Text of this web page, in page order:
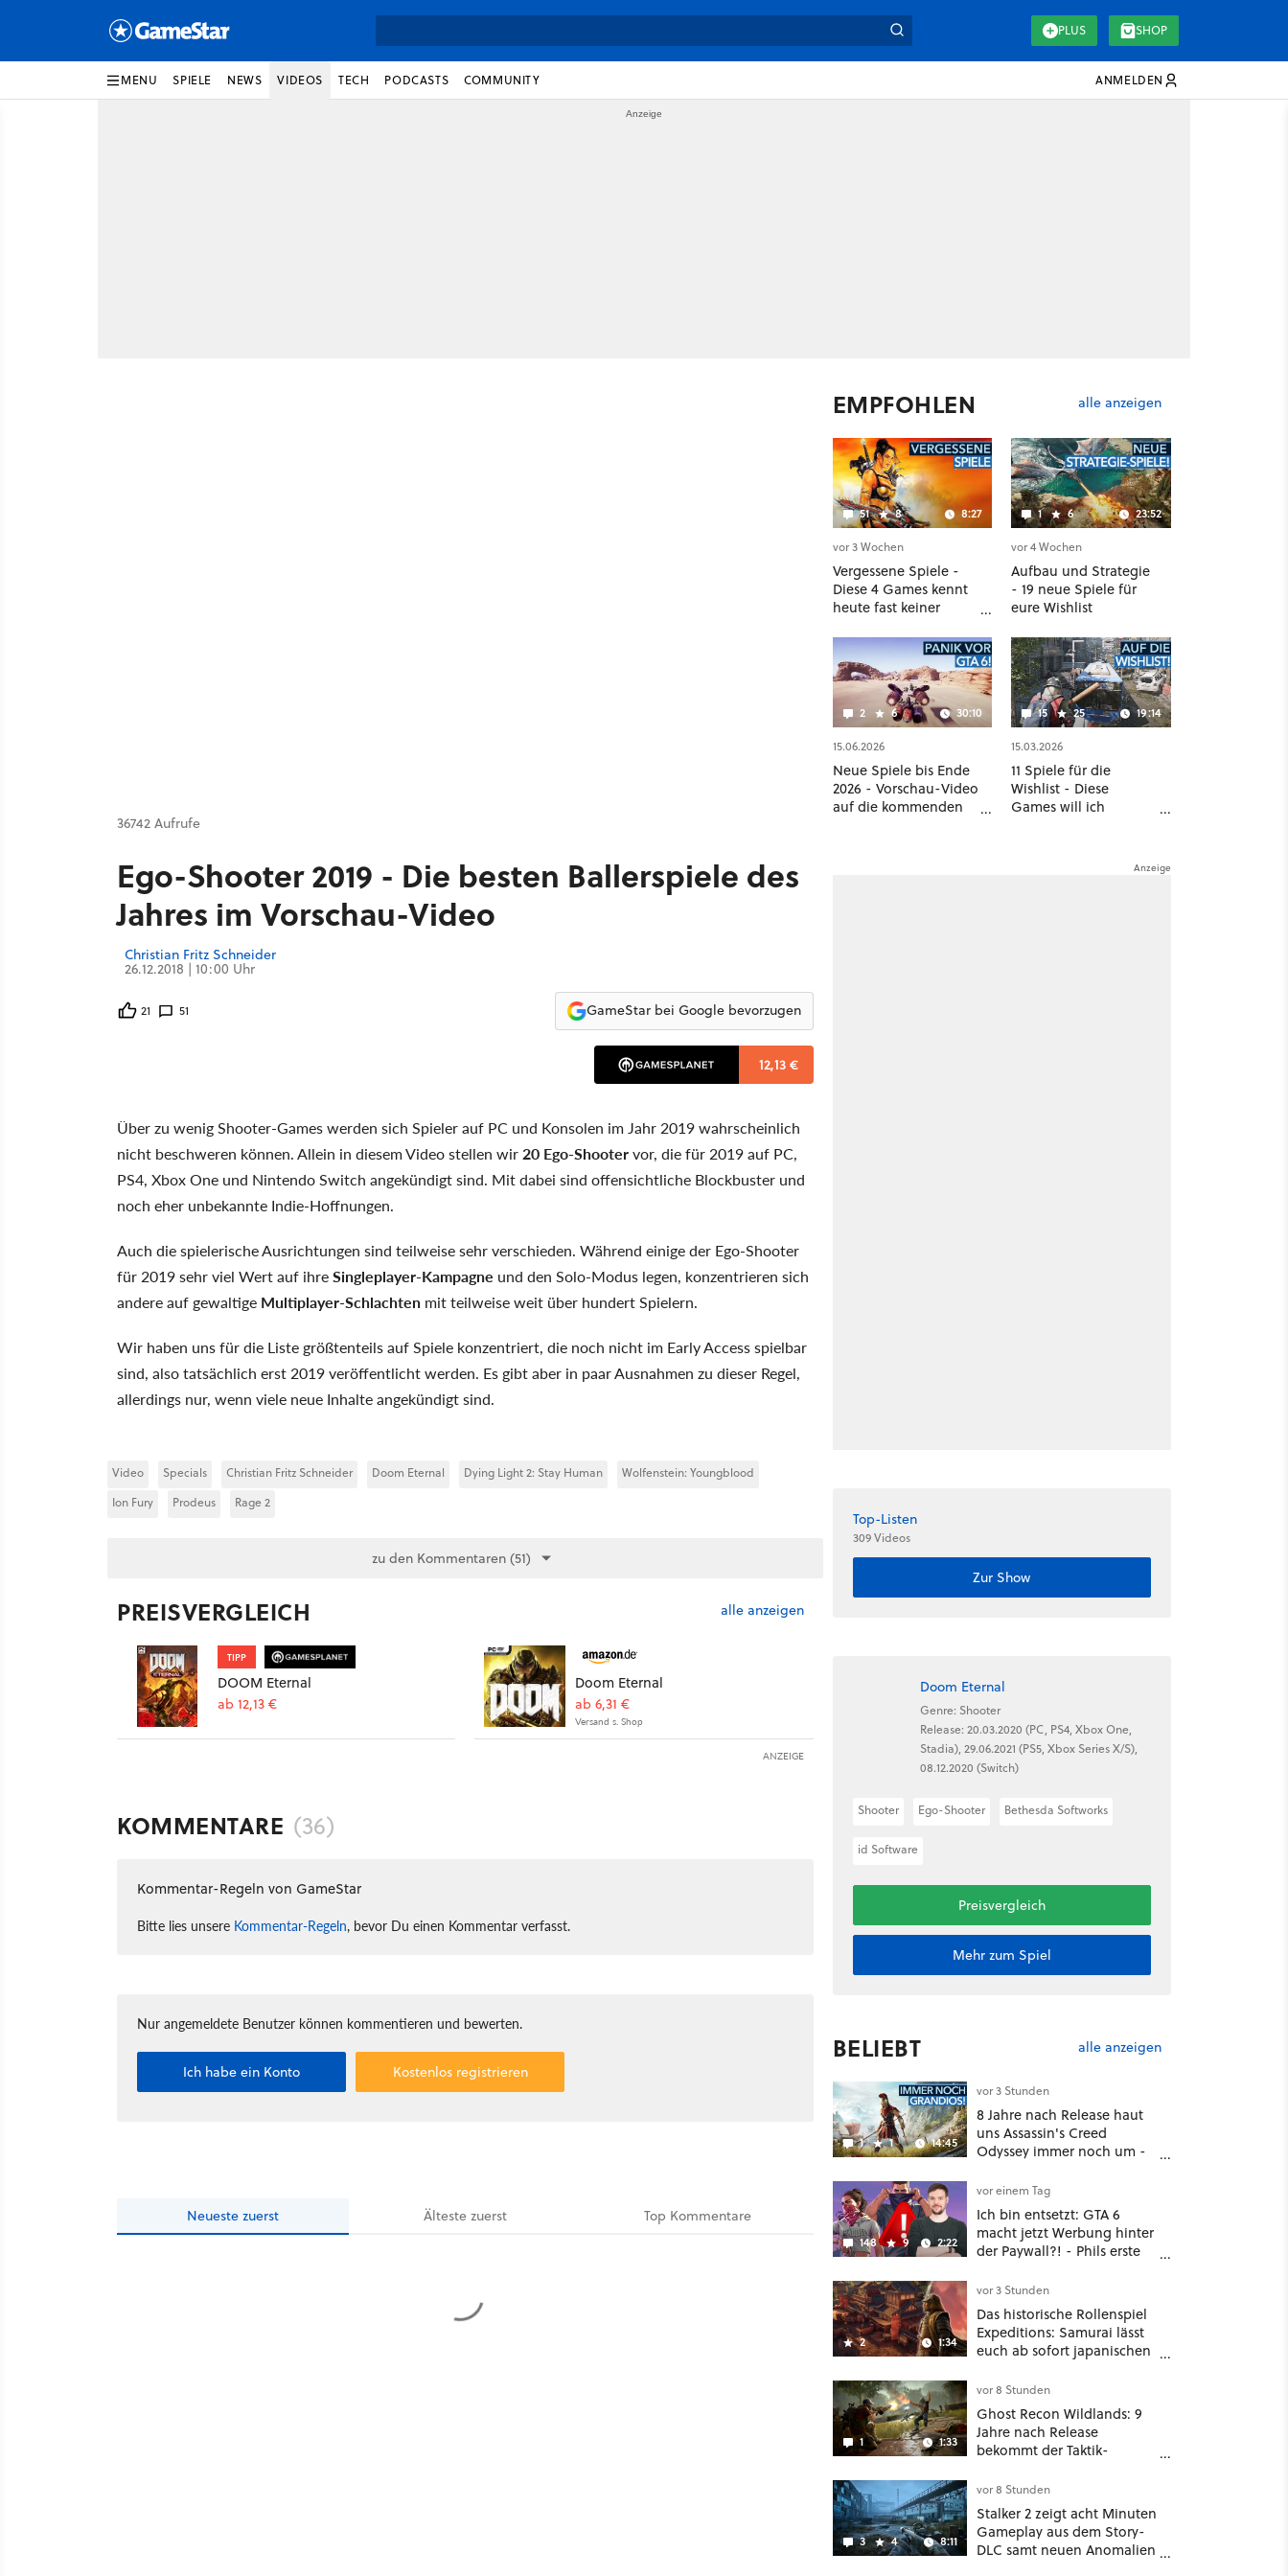
PLUS SHOP
MENU SPIELE NEWS VIDEOS TECH PODCASTS COMMUNITY ANMELDEN
36742 Aufrufe
Ego-Shooter 2019 - Die besten Ballerspiele des
Jahres im Vorschau-Video
Christian Fritz Schneider
26.12.2018 | 10:00 Uhr
21 51 GameStar bei Google bevorzugen
12,13 €
Über zu wenig Shooter-Games werden sich Spieler auf PC und Konsolen im Jahr 2019 wahrscheinlich
nicht beschweren können. Allein in diesem Video stellen wir20 Ego-Shootervor, die für 2019 auf PC,
PS4, Xbox One und Nintendo Switch angekündigt sind. Mit dabei sind offensichtliche Blockbuster und
noch eher unbekannte Indie-Hoffnungen.
Auch die spielerische Ausrichtungen sind teilweise sehr verschieden. Während einige der Ego-Shooter
für 2019 sehr viel Wert auf ihreSingleplayer-Kampagne und den Solo-Modus legen, konzentrieren sich
andere auf gewaltige Multiplayer-Schlachten mit teilweise weit über hundert Spielern.
Wir haben uns für die Liste größtenteils auf Spiele konzentriert, die noch nicht im Early Access spielbar
sind, also tatsächlich erst 2019 veröffentlicht werden. Es gibt aber in paar Ausnahmen zu dieser Regel,
allerdings nur, wenn viele neue Inhalte angekündigt sind.
Video Specials Christian Fritz Schneider Doom Eternal Dying Light 2: Stay Human
Wolfenstein: Youngblood
Ion Fury
Prodeus Rage 2
zu den Kommentaren (51)
PREISVERGLEICH alle anzeigen
TIPP
DOOM Eternal
ab 12,13 €
Doom Eternal
ab 6,31 €
Versand s. Shop
ANZEIGE
KOMMENTARE (36)
Kommentar-Regeln von GameStar
Bitte lies unsere Kommentar-Regeln, bevor Du einen Kommentar verfasst.
Nur angemeldete Benutzer können kommentieren und bewerten.
Ich habe ein Konto Kostenlos registrieren
Neueste zuerst Ältestezuerst Top Kommentare
EMPFOHLEN alle anzeigen
51 8 8:27
vor 3 Wochen
Vergessene Spiele -
Diese 4 Games kennt
heute fast keiner
1 6 23:52
vor 4 Wochen
Aufbau und Strategie
- 19 neue Spiele für
eure Wishlist
2 6 30:10
15.06.2026
Neue Spiele bis Ende
2026 - Vorschau-Video
auf die kommenden
15 25 19:14
15.03.2026
11 Spiele für die
Wishlist - Diese
Games will ich
Top-Listen
309 Videos
Zur Show
Doom Eternal
Genre: Shooter
Release: 20.03.2020 (PC, PS4, Xbox One,
Stadia), 29.06.2021 (PS5, Xbox Series X/S),
08.12.2020 (Switch)
Shooter Ego-Shooter Bethesda Softworks
id Software
Preisvergleich
Mehr zum Spiel
BELIEBT alle anzeigen
1 1 14:45
vor 3 Stunden
8 Jahre nach Release haut
uns Assassin's Creed
Odyssey immer noch um -
148 9 2:22
vor einem Tag
Ich bin entsetzt: GTA 6
macht jetzt Werbung hinter
der Paywall?! - Phils erste
Deal
2 1:34
vor 3 Stunden
Das historische Rollenspiel
Expeditions: Samurai lässt
euch ab sofort japanischen
wahlweise mit Gewalt oder
Diplomatie
1 1:33
vor 8 Stunden
Ghost Recon Wildlands: 9
Jahre nach Release
bekommt der Taktik-
nochmal ein dickes Update
3 4 8:11
vor 8 Stunden
Stalker 2 zeigt acht Minuten
Gameplay aus dem Story-
DLC samt neuen Anomalien